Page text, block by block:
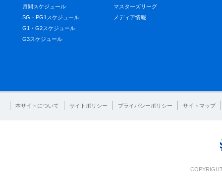
月間スケジュール
SG・PG1スケジュール
G1・G2スケジュール
G3スケジュール
マスターズリーグ
メディア情報
本サイトについて サイトポリシー プライバシーポリシー サイトマップ